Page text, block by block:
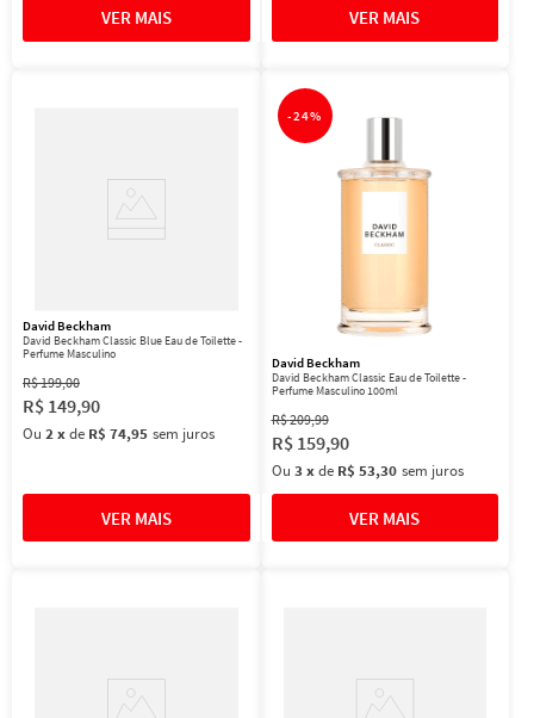
David Beckham
David Beckham Classic Blue Eau de Toilette -
Perfume Masculino
R$199,00
R$ 149,90
Ou 2xde R$ 74,95 sem juros
-24%
David Beckham
David Beckham Classic Eau de Toilette -
Perfume Masculino 100ml
R$209,99
R$ 159,90
Ou 3 xde R$ 53,30 sem juros